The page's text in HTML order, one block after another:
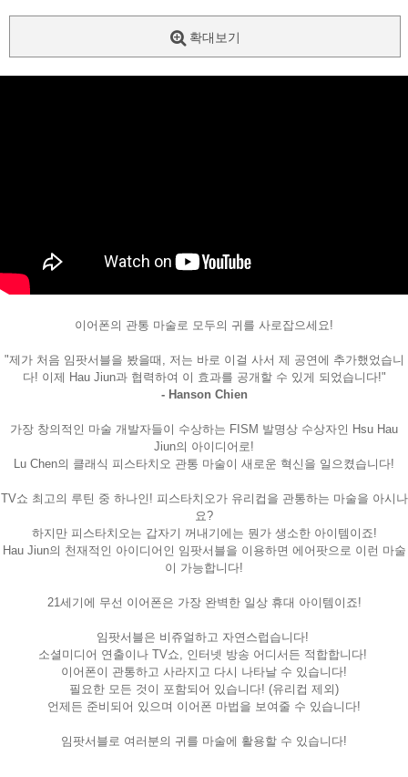
확대보기
이어폰의 관통 마술로 모두의 귀를 사로잡으세요!
"제가 처음 임팟서블을 봤을때, 저는 바로 이걸 사서 제 공연에 추가했었습니
다! 이제 Hau Jiun과 협력하여 이 효과를 공개할 수 있게 되었습니다!"
- Hanson Chien
가장 창의적인 마술 개발자들이 수상하는 FISM 발명상 수상자인 Hsu Hau
Jiun의 아이디어로!
Lu Chen의 클래식 피스타치오 관통 마술이 새로운 혁신을 일으켰습니다!
TV쇼 최고의 루틴 중 하나인! 피스타치오가 유리컵을 관통하는 마술을 아시나
요?
하지만 피스타치오는 갑자기 꺼내기에는 뭔가 생소한 아이템이죠!
Hau Jiun의 천재적인 아이디어인 임팟서블을 이용하면 에어팟으로 이런 마술
이 가능합니다!
21세기에 무선 이어폰은 가장 완벽한 일상 휴대 아이템이죠!
임팟서블은 비쥬얼하고 자연스럽습니다!
소셜미디어 연출이나 TV쇼, 인터넷 방송 어디서든 적합합니다!
이어폰이 관통하고 사라지고 다시 나타날 수 있습니다!
필요한 모든 것이 포함되어 있습니다! (유리컵 제외)
언제든 준비되어 있으며 이어폰 마법을 보여줄 수 있습니다!
임팟서블로 여러분의 귀를 마술에 활용할 수 있습니다!